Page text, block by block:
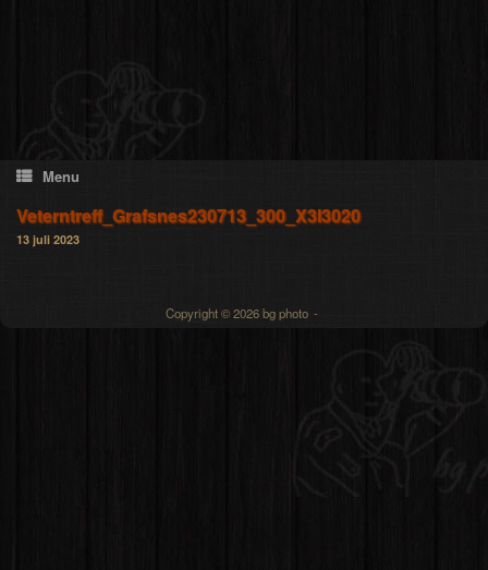
Menu
Veterntreff_Grafsnes230713_300_X3I3020
13 juli 2023
Copyright © 2026 bg photo